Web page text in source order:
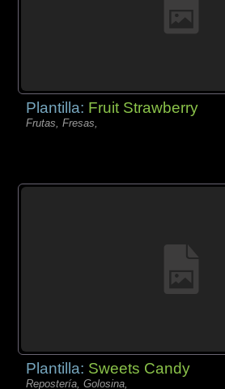
Plantilla: Fruit Strawberry
Frutas, Fresas,
Plantilla: Sweets Candy
Repostería, Golosina,